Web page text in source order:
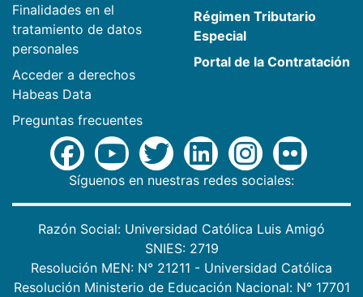
Finalidades en el
tratamiento de datos
personales
Acceder a derechos
Habeas Data
Preguntas frecuentes
Régimen Tributario
Especial
Portal de la Contratación
Síguenos en nuestras redes sociales:
Razón Social: Universidad Católica Luis Amigó
SNIES: 2719
Resolución MEN: N° 21211 - Universidad Católica
Resolución Ministerio de Educación Nacional: N° 17701